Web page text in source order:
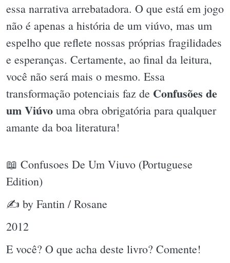
essa narrativa arrebatadora. O que está em jogo
não é apenas a história de um viúvo, mas um
espelho que reflete nossas próprias fragilidades
e esperanças. Certamente, ao final da leitura,
você não será mais o mesmo. Essa
transformação potenciais faz de Confusões de
um Viúvo uma obra obrigatória para qualquer
amante da boa literatura!
📖 Confusoes De Um Viuvo (Portuguese
Edition)
✍ by Fantin / Rosane
2012
E você? O que acha deste livro? Comente!